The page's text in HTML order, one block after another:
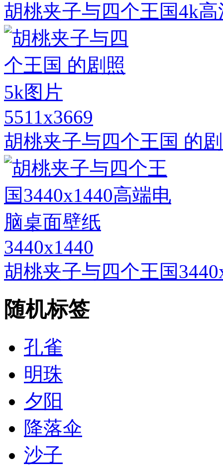
胡桃夹子与四个王国4k
5511x3669
胡桃夹子与四个王国 的
3440x1440
胡桃夹子与四个王国
随机标签
孔雀
明珠
夕阳
降落伞
沙子